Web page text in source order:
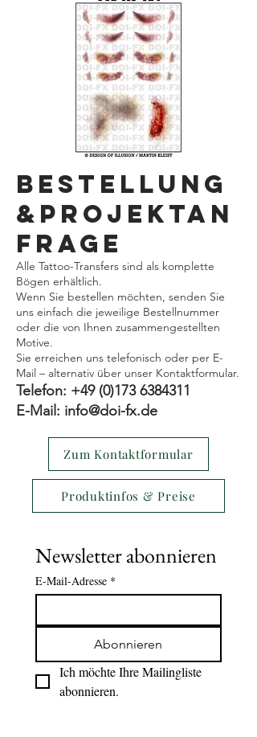
Bestellung
&Projektan
frage
Alle Tattoo-Transfers sind als komplette
Bögen erhältlich.
Wenn Sie bestellen möchten, senden Sie
uns einfach die jeweilige Bestellnummer
oder die von Ihnen zusammengestellten
Motive.
Sie erreichen uns telefonisch oder per E-
Mail – alternativ über unser Kontaktformular.
Telefon: +49 (0)173 6384311
E-Mail: info@doi-fx.de
Zum Kontaktformular
Produktinfos & Preise
Newsletter abonnieren
E-Mail-Adresse *
Abonnieren
Ich möchte Ihre Mailingliste
abonnieren.